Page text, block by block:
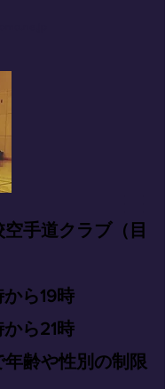
手道クラブ（目
ら19時
ら21時
齢や性別の制限